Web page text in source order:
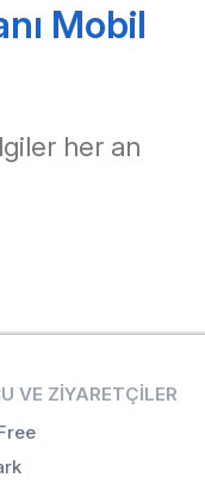
Mobil
her an
VE ZIYARETÇILER